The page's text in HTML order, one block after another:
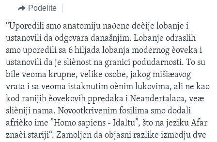
pretragu
GLOBALNE TEME
EKONOMIJA
NAUKA I TEHNOLOGIJA
MEDICINA
KULTURA
DRUŠTVO
SPORT
INTERVJU
IZ AMERIKE
PRATITE NAS
Jezici
Podelite
“Uporedili smo anatomiju naðene deèije lobanje i
ustanovili da odgovara današnjim. Lobanje odraslih
smo uporedili sa 6 hiljada lobanja modernog èoveka i
ustanovili da je sliènost na granici podudarnosti. To su
bile veoma krupne, velike osobe, jakog mišiæavog
vrata i sa veoma istaknutim oènim lukovima, ali ne kao
kod ranijih èovekovih ppredaka i Neandertalaca, veæ
slièniji nama. Novootkrivenim fosilima smo dodali
afrièko ime ”Homo sapiens - Idaltu”, što na jeziku Afar
znaèi stariji“. Zamoljen da objasni razlike izmedju dve